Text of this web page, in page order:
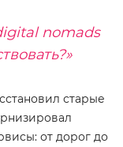
nomads
старые
от дорог до